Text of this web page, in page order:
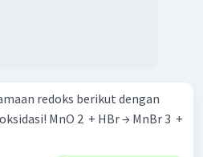
redoks berikut dengan
→ MnBr 3 ​ +